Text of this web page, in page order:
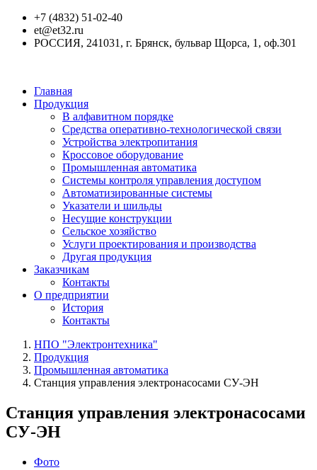
+7 (4832) 51-02-40
et@et32.ru
РОССИЯ, 241031, г. Брянск, бульвар Щорса, 1, оф.301
Главная
Продукция
В алфавитном порядке
Средства оперативно-технологической связи
Устройства электропитания
Кроссовое оборудование
Промышленная автоматика
Системы контроля управления доступом
Автоматизированные системы
Указатели и шильды
Несущие конструкции
Сельское хозяйство
Услуги проектирования и производства
Другая продукция
Заказчикам
Контакты
О предприятии
История
Контакты
НПО "Электронтехника"
Продукция
Промышленная автоматика
Станция управления электронасосами СУ‑ЭН
Станция управления электронасосами
СУ‑ЭН
Фото